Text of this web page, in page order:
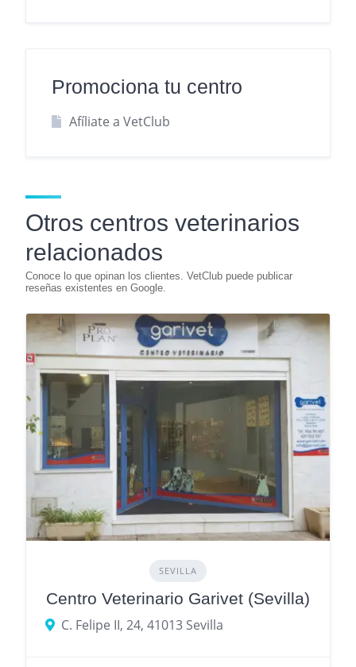
Promociona tu centro
Afíliate a VetClub
Otros centros veterinarios
relacionados
SEVILLA
Centro Veterinario Garivet (Sevilla)
C. Felipe II, 24, 41013 Sevilla